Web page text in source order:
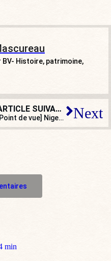
BV- Histoire, patrimoine,
ARTICLE SUIVANT
[Point de vue] Niger : le putsch pro-russe vire déjà à la dictature politique Next
min